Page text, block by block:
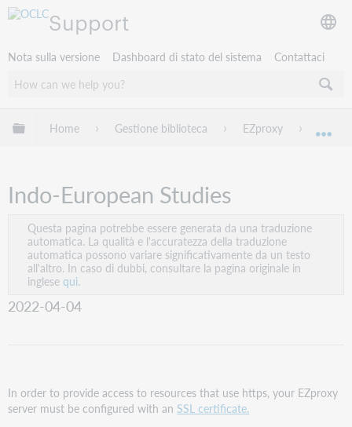
Support
Nota sulla versione Dashboard di stato del sistema Contattaci
Espandi/comprimi la gerarchia globale
Home Gestione biblioteca EZproxy
Indo-European Studies
Questa pagina potrebbe essere generata da una traduzione
automatica. La qualità e l'accuratezza della traduzione
automatica possono variare significativamente da un testo
all'altro. In caso di dubbi, consultare la pagina originale in
inglesequi.
2022-04-04
In order to provide access to resources that use https, your EZproxy
server must be configured with an SSL certificate.